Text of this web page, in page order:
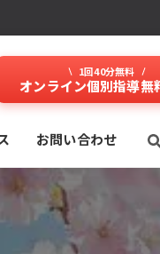
1回40分無料
オンライン個別指導無
お問い合わせ